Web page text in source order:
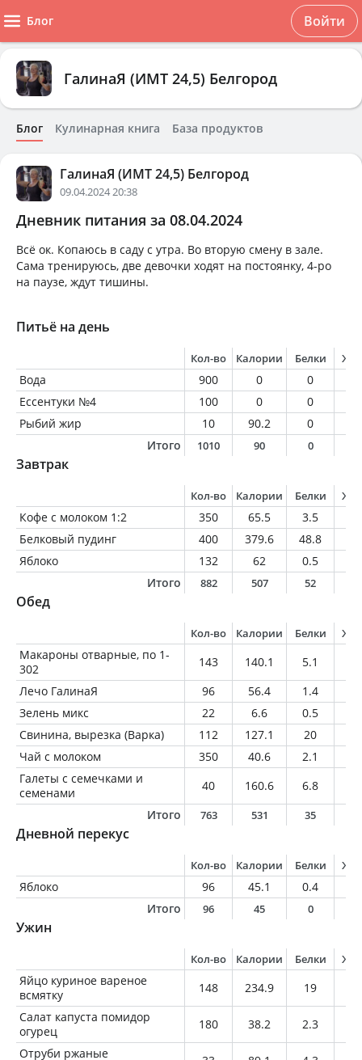
Блог Войти
ГалинаЯ (ИМТ 24,5) Белгород
Блог Кулинарная книга База продуктов
ГалинаЯ (ИМТ 24,5) Белгород
09.04.2024 20:38
Дневник питания за 08.04.2024
Всё ок. Копаюсь в саду с утра. Во вторую смену в зале.
Сама тренируюсь, две девочки ходят на постоянку, 4-ро
на паузе, ждут тишины.
Питьё на день
Кол-во Калории Белки
Вода 900 0 0
Ессентуки №4
100 0 0
Рыбий жир
10 90.2 0
Итого
1010 90 0
Завтрак
Кол-во Калории Белки
Кофе с молоком 1:2 350 65.5 3.5
Белковый пудинг
400 379.6 48.8
Яблоко
132 62 0.5
Итого
882 507 52
Обед
Кол-во Калории Белки
Макароны отварные, по 1-
302
143 140.1 5.1
Лечо ГалинаЯ
96 56.4 1.4
Зелень микс
22 6.6 0.5
Свинина, вырезка (Варка)
112 127.1 20
Чай с молоком
350 40.6 2.1
Галеты с семечками и
семенами
40 160.6 6.8
Итого
763 531 35
Дневной перекус
Кол-во Калории Белки
Яблоко 96 45.1 0.4
Итого
96 45 0
Ужин
Кол-во Калории Белки
Яйцо куриное вареное
всмятку
148 234.9 19
Салат капуста помидор
огурец
180 38.2 2.3
Отруби ржаные